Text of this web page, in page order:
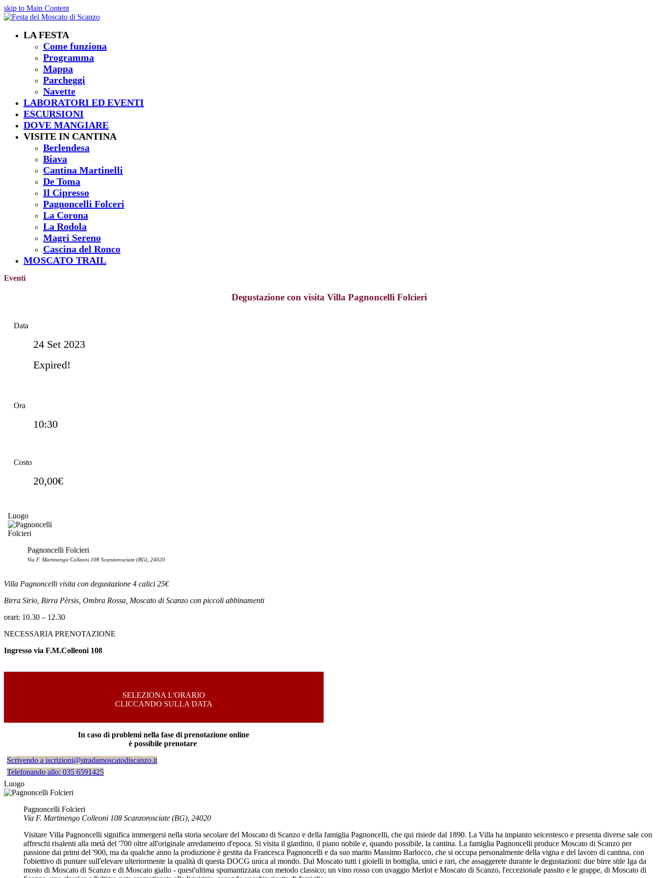
skip to Main Content
LA FESTA
Come funziona
Programma
Mappa
Parcheggi
Navette
LABORATORI ED EVENTI
ESCURSIONI
DOVE MANGIARE
VISITE IN CANTINA
Berlendesa
Biava
Cantina Martinelli
De Toma
Il Cipresso
Pagnoncelli Folceri
La Corona
La Rodola
Magri Sereno
Cascina del Ronco
MOSCATO TRAIL
Eventi
Degustazione con visita Villa Pagnoncelli Folcieri
Data
24 Set 2023
Expired!
Ora
10:30
Costo
20,00€
Luogo
Pagnoncelli Folcieri
Via F. Martinengo Colleoni 108 Scanzorosciate (BG), 24020
Villa Pagnoncelli visita con degustazione 4 calici 25€
Birra Sirio, Birra Pèrsis, Ombra Rossa, Moscato di Scanzo con piccoli abbinamenti
orari: 10.30 – 12.30
NECESSARIA PRENOTAZIONE
Ingresso via F.M.Colleoni 108
SELEZIONA L'ORARIO
CLICCANDO SULLA DATA
In caso di problemi nella fase di prenotazione online
è possibile prenotare
Scrivendo a iscrizioni@stradamoscatodiscanzo.it
Telefonando allo: 035 6591425
Luogo
Pagnoncelli Folcieri
Via F. Martinengo Colleoni 108 Scanzorosciate (BG), 24020
Visitare Villa Pagnoncelli significa immergersi nella storia secolare del Moscato di Scanzo e della famiglia Pagnoncelli, che qui risiede dal 1890. La Villa ha impianto seicentesco e presenta diverse sale con
affreschi risalenti alla metà del '700 oltre all'originale arredamento d'epoca. Si visita il giardino, il piano nobile e, quando possibile, la cantina. La famiglia Pagnoncelli produce Moscato di Scanzo per
passione dai primi del '900, ma da qualche anno la produzione è gestita da Francesca Pagnoncelli e da suo marito Massimo Barlocco, che si occupa personalmente della vigna e del lavoro di cantina, con
l'obiettivo di puntare sull'elevare ulteriormente la qualità di questa DOCG unica al mondo. Dal Moscato tutti i gioielli in bottiglia, unici e rari, che assaggerete durante le degustazioni: due birre stile Iga da
mosto di Moscato di Scanzo e di Moscato giallo - quest'ultima spumantizzata con metodo classico; un vino rosso con uvaggio Merlot e Moscato di Scanzo, l'eccezionale passito e le grappe, di Moscato di